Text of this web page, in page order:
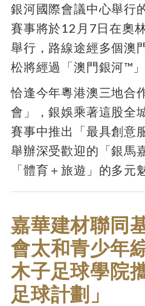
銀河國際會議中心舉行
賽事將於12月7日在奧
舉行，路線途經多個澳
松將經過「澳門銀河™」
恰逢今年粵港澳三地合
會」，銀娛乘著這股全
賽事中推出「最具創意
舉辦深受歡迎的「銀馬
「體育＋旅遊」的多元
嘉華建材聯同
會太和青少年
木子足球學院
足球計劃」